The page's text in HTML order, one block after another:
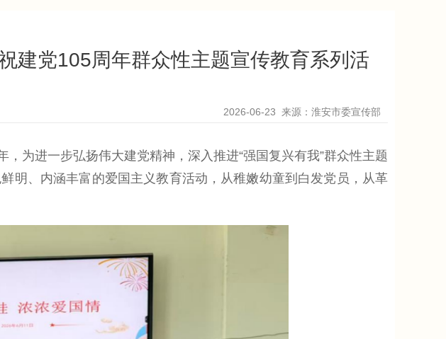
建党105周年群众性主题宣传教育系列活
2026-06-23 来源：淮安市委宣传部
进一步弘扬伟大建党精神，深入推进“强国复兴有我”群众性主题
明、内涵丰富的爱国主义教育活动，从稚嫩幼童到白发党员，从革